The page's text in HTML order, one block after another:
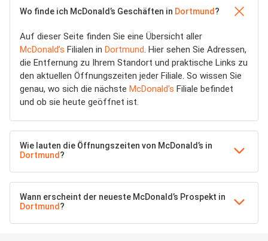
Wo finde ich McDonald’s Geschäften in Dortmund ?
Auf dieser Seite finden Sie eine Übersicht aller
McDonald’s Filialen in Dortmund. Hier sehen Sie Adressen,
die Entfernung zu Ihrem Standort und praktische Links zu
den aktuellen Öffnungszeiten jeder Filiale. So wissen Sie
genau, wo sich die nächste McDonald’s Filiale befindet
und ob sie heute geöffnet ist.
Wie lauten die Öffnungszeiten von McDonald’s in
Dortmund ?
Wann erscheint der neueste McDonald’s Prospekt in
Dortmund ?